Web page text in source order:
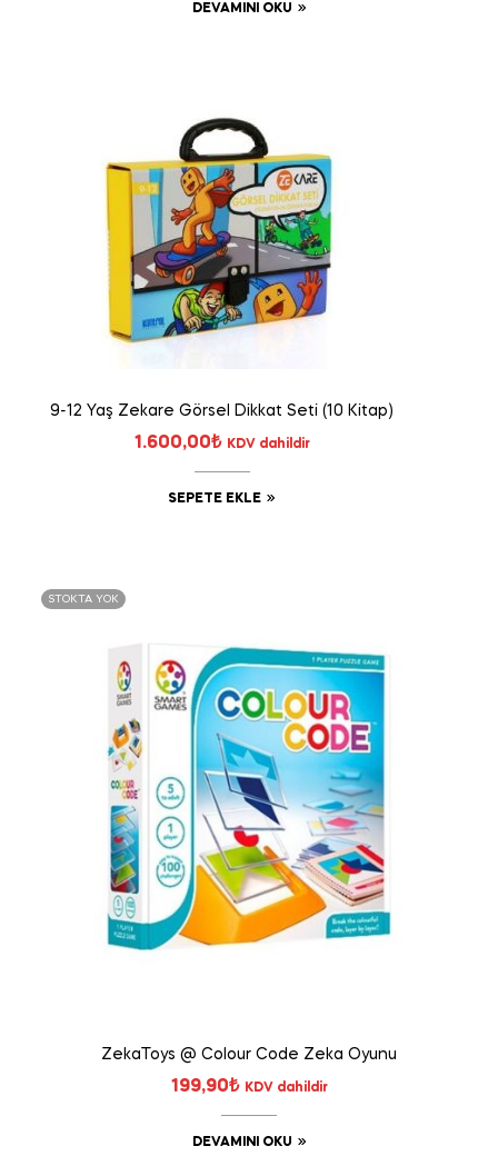
DEVAMINI OKU
9-12 Yaş Zekare Görsel Dikkat Seti (10 Kitap)
1.600,00₺ KDV dahildir
SEPETE EKLE
STOKTA YOK
ZekaToys @ Colour Code Zeka Oyunu
199,90₺ KDV dahildir
DEVAMINI OKU